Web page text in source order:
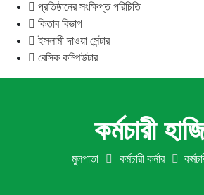
প্রতিষ্ঠানের সংক্ষিপ্ত পরিচিতি
কিতাব বিভাগ
ইসলামী দাওয়া সেন্টার
বেসিক কম্পিউটার
কর্মচারী
মুলপাতা কর্মচারী কর্নার